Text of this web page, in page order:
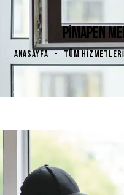
PIMAPEN
ANASAYFA TÜM